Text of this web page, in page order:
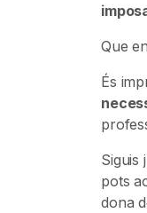
Que
És
Siguis
pots
dona